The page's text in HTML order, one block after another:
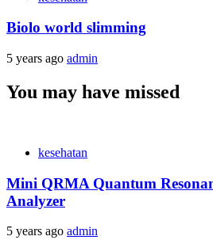
Biolo world slimming
5 years ago admin
You may have missed
kesehatan
Mini QRMA Quantum
Analyzer
5 years ago admin